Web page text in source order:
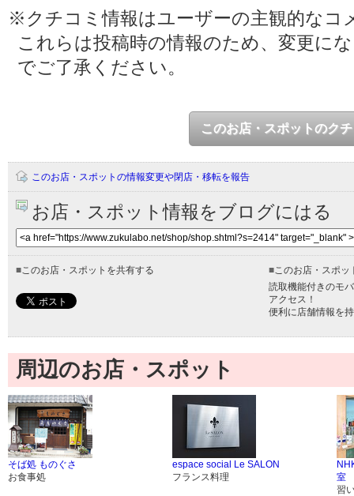
※クチコミ情報はユーザーの主観的なコ
これらは投稿時の情報のため、変更に
でご了承ください。
このお店・スポットのク
このお店・スポットの情報変更や閉店・移転を報告
お店・スポット情報をブログにはる
■このお店・スポットを共有する ■このお店・スポッ
読取機能付きのモ
アクセス！
便利に店舗情報を
周辺のお店・スポット
そば処 ものぐさ
お食事処
espace social Le SALON
フランス料理
室
習